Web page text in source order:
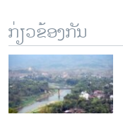
ສຽງ
ລາຍການກະຈາຍສຽງ
ລາຍງານ
ຕິດຕາມພວກເຮົາ ທີ່
ກ່ຽວຂ້ອງກັນ